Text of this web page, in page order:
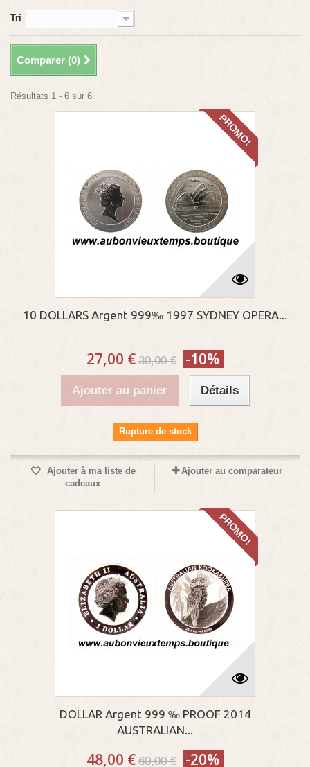
Tri --
Comparer (0)
Résultats 1 - 6 sur 6.
PROMO!
10 DOLLARS Argent 999‰ 1997 SYDNEY OPERA...
27,00 € 30,00 € -10%
Ajouter au panier Détails
Rupture de stock
Ajouter à ma liste de
cadeaux
Ajouter au comparateur
PROMO!
DOLLAR Argent 999 ‰ PROOF 2014
AUSTRALIAN...
48,00 € 60,00 € -20%